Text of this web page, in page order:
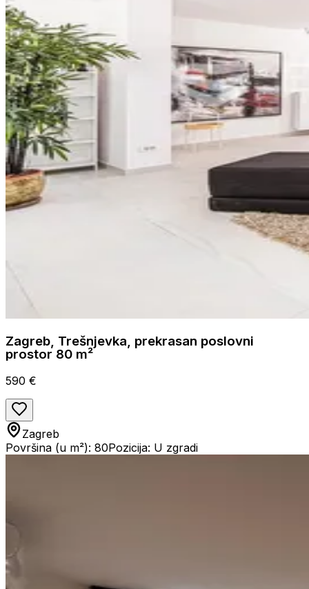
Zagreb, Trešnjevka, prekrasan poslovni
prostor 80 m²
590 €
Zagreb
Površina (u m²): 80Pozicija: U zgradi